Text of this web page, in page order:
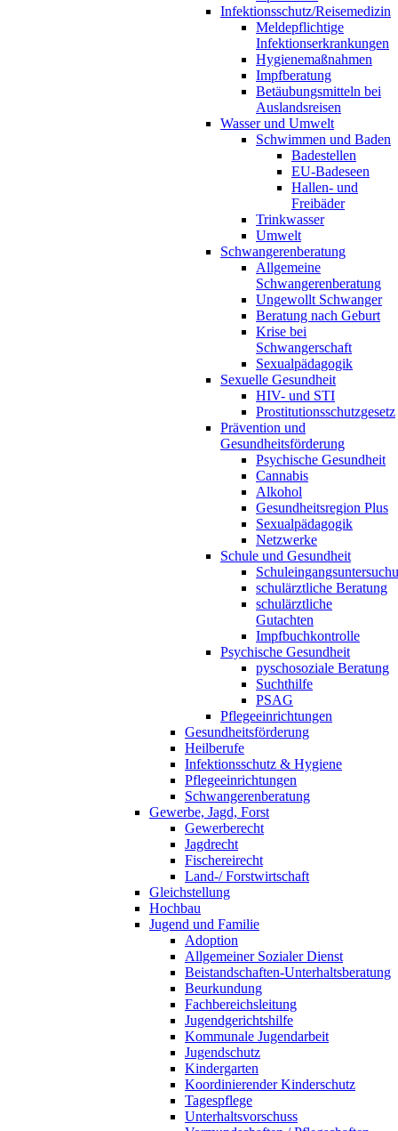
Infektionsschutz/Reisemedizin
Meldepflichtige
Infektionserkrankungen
Hygienemaßnahmen
Impfberatung
Betäubungsmitteln bei
Auslandsreisen
Wasser und Umwelt
Schwimmen und Baden
Badestellen
EU-Badeseen
Hallen- und
Freibäder
Trinkwasser
Umwelt
Schwangerenberatung
Allgemeine
Schwangerenberatung
Ungewollt Schwanger
Beratung nach Geburt
Krise bei
Schwangerschaft
Sexualpädagogik
Sexuelle Gesundheit
HIV- und STI
Prostitutionsschutzgesetz
Prävention und
Gesundheitsförderung
Psychische Gesundheit
Cannabis
Alkohol
Gesundheitsregion Plus
Sexualpädagogik
Netzwerke
Schule und Gesundheit
schulärztliche Beratung
schulärztliche
Gutachten
Impfbuchkontrolle
Psychische Gesundheit
pyschosoziale Beratung
Suchthilfe
PSAG
Pflegeeinrichtungen
Gesundheitsförderung
Heilberufe
Infektionsschutz & Hygiene
Pflegeeinrichtungen
Schwangerenberatung
Gewerbe, Jagd, Forst
Gewerberecht
Jagdrecht
Fischereirecht
Land-/ Forstwirtschaft
Gleichstellung
Hochbau
Jugend und Familie
Adoption
Allgemeiner Sozialer Dienst
Beistandschaften-Unterhaltsberatung
Beurkundung
Fachbereichsleitung
Jugendgerichtshilfe
Kommunale Jugendarbeit
Jugendschutz
Kindergarten
Koordinierender Kinderschutz
Tagespflege
Unterhaltsvorschuss